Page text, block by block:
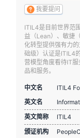
我要提问
ITIL4是目前世界范
益（Lean）、敏捷
化转型提供强有力
础级）认证是ITIL4
营模型角度看待IT
品和服务。
中文名
ITIL4
英文名
英文简称
ITIL4
颁证机构